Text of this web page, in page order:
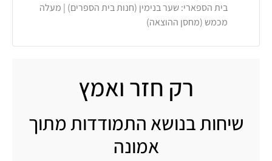
בית הספארי: שער בנימין (חנות בית הספרים) | מעלה
מכמש (מחסן ההוצאה)
רק חזר ואמץ
שיחות בנושא התמודדות מתוך
אמונה